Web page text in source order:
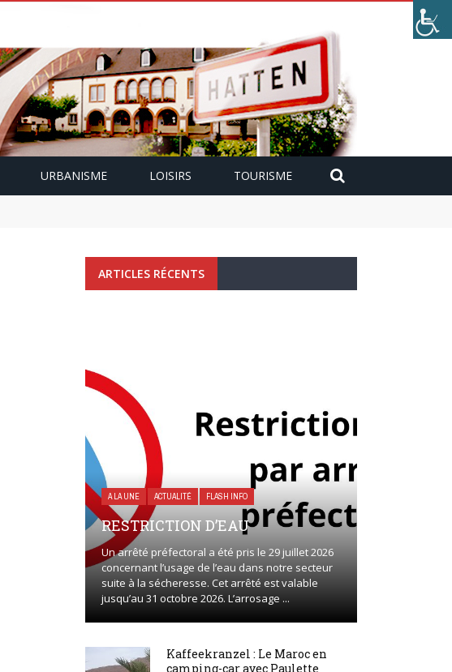
URBANISME LOISIRS TOURISME
ARTICLES RÉCENTS
A LA UNE ACTUALITÉ FLASH INFO
RESTRICTION D’EAU
Un arrêté préfectoral a été pris le 29 juillet 2026
concernant l’usage de l’eau dans notre secteur
suite à la sécheresse. Cet arrêté est valable
jusqu’au 31 octobre 2026. L’arrosage ...
Kaffeekranzel : Le Maroc en
camping-car avec Paulette